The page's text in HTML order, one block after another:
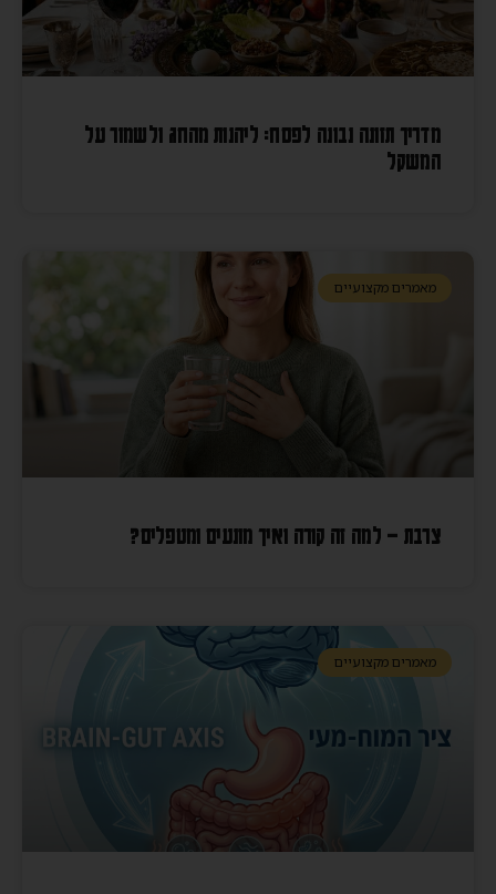
מדריך תזונה נבונה לפסח: ליהנות מהחג ולשמור על
המשקל
מאמרים מקצועיים
צרבת – למה זה קורה ואיך מונעים ומטפלים?
מאמרים מקצועיים